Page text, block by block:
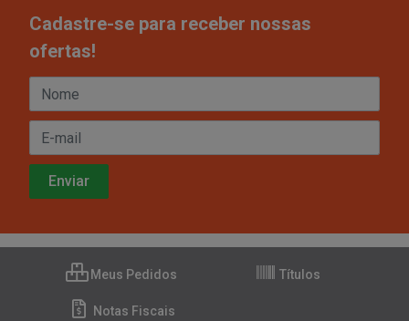
Cadastre-se para receber nossas
ofertas!
Meus Pedidos Títulos
Notas Fiscais